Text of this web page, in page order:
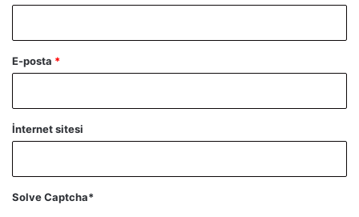
E-posta *
İnternet sitesi
Solve Captcha*